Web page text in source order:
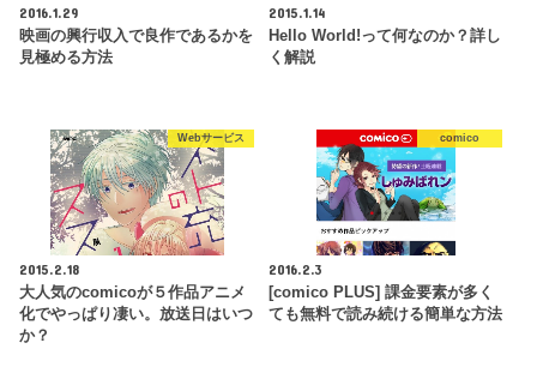
2016.1.29
映画の興行収入で良作であるかを
見極める方法
2015.1.14
Hello World!って何なのか？詳し
く解説
Webサービス
2015.2.18
大人気のcomicoが５作品アニメ
化でやっぱり凄い。放送日はいつ
か？
comico
2016.2.3
[comico PLUS] 課金要素が多く
ても無料で読み続ける簡単な方法